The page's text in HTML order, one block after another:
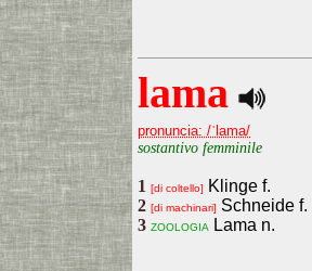
lama
pronuncia: /ˈlama/
sostantivo femminile
1 [di coltello]
Klinge f.
2 [di machinari] Schneide f.
3 zoologia Lama n.